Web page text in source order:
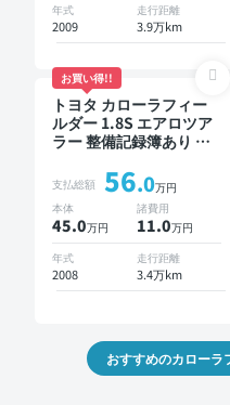
年式
2009
走行距離
3.9万km
お買い得!!
トヨタ カローラフィー
ルダー 1.8S エアロツア
ラー 整備記録簿あり 販
マートキー ETC バック
モニター
支払総額 56.0万円
本体
45.0万円
諸費用
11.0万円
年式
2008
走行距離
3.4万km
おすすめのカローラ